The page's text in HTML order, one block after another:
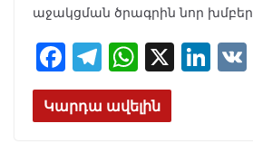
աջակցման ծրագրին նոր
F
ac
e
T
el
e
W
h
at
X Li
Կարդա ավելին